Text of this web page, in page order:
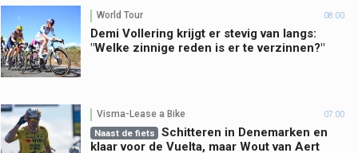
World Tour 08:00
Demi Vollering krijgt er stevig van langs:
"Welke zinnige reden is er te verzinnen?"
Visma-Lease a Bike 07:00
Naast de fiets
Schitteren in Denemarken en
klaar voor de Vuelta, maar Wout van Aert